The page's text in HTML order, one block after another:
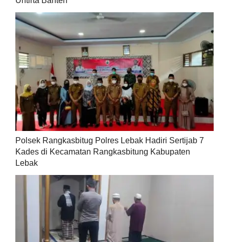
Polsek Rangkasbitug Polres Lebak Hadiri Sertijab 7
Kades di Kecamatan Rangkasbitung Kabupaten
Lebak